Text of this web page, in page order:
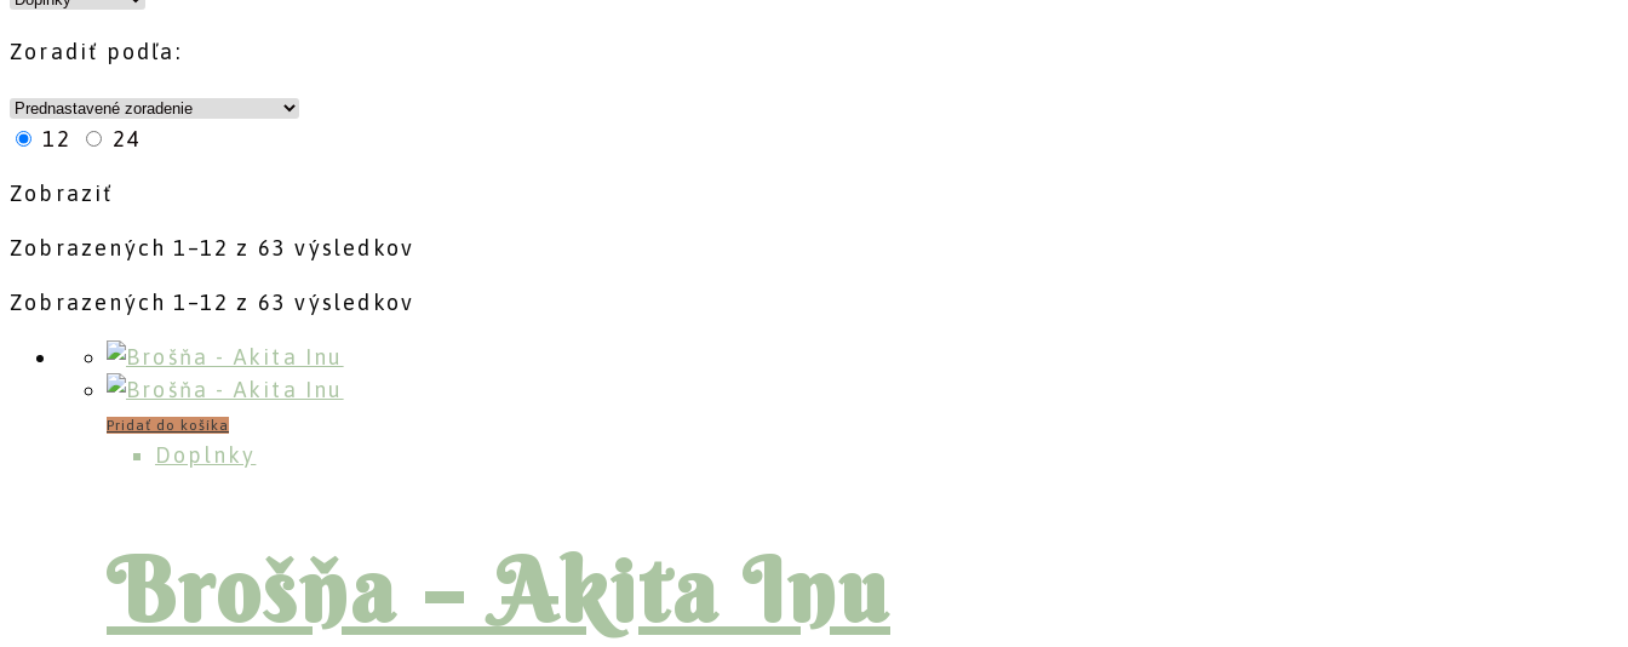
Zoradiť podľa:
12 24
Zobraziť
Zobrazených 1–12 z 63 výsledkov
Zobrazených 1–12 z 63 výsledkov
Pridať do košíka
Doplnky
Brošňa – Akita Inu